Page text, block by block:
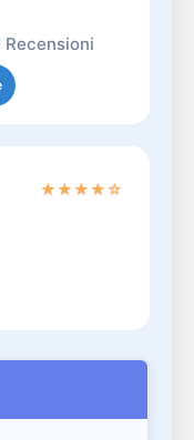
Recensioni
★★★★☆